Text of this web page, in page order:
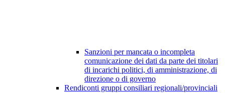
Sanzioni per mancata o incompleta
comunicazione dei dati da parte dei titolari
di incarichi politici, di amministrazione, di
direzione o di governo
Rendiconti gruppi consiliari regionali/provinciali